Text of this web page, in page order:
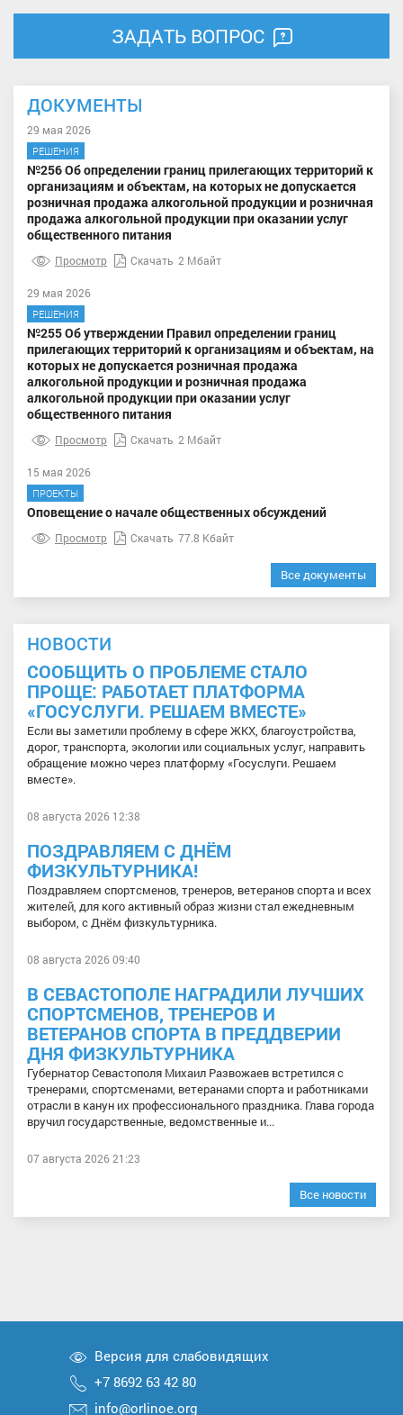
ЗАДАТЬ ВОПРОС
ДОКУМЕНТЫ
29 мая 2026
РЕШЕНИЯ
№256 Об определении границ прилегающих территорий к
организациям и объектам, на которых не допускается
розничная продажа алкогольной продукции и розничная
продажа алкогольной продукции при оказании услуг
общественного питания
Просмотр Скачать 2 Мбайт
29 мая 2026
РЕШЕНИЯ
№255 Об утверждении Правил определении границ
прилегающих территорий к организациям и объектам, на
которых не допускается розничная продажа
алкогольной продукции и розничная продажа
алкогольной продукции при оказании услуг
общественного питания
Просмотр Скачать 2 Мбайт
15 мая 2026
ПРОЕКТЫ
Оповещение о начале общественных обсуждений
Просмотр Скачать 77.8 Кбайт
Все документы
НОВОСТИ
СООБЩИТЬ О ПРОБЛЕМЕ СТАЛО
ПРОЩЕ: РАБОТАЕТ ПЛАТФОРМА
«ГОСУСЛУГИ. РЕШАЕМ ВМЕСТЕ»
Если вы заметили проблему в сфере ЖКХ, благоустройства,
дорог, транспорта, экологии или социальных услуг, направить
обращение можно через платформу «Госуслуги. Решаем
вместе».
08 августа 2026 12:38
ПОЗДРАВЛЯЕМ С ДНЁМ
ФИЗКУЛЬТУРНИКА!
Поздравляем спортсменов, тренеров, ветеранов спорта и всех
жителей, для кого активный образ жизни стал ежедневным
выбором, с Днём физкультурника.
08 августа 2026 09:40
В СЕВАСТОПОЛЕ НАГРАДИЛИ ЛУЧШИХ
СПОРТСМЕНОВ, ТРЕНЕРОВ И
ВЕТЕРАНОВ СПОРТА В ПРЕДДВЕРИИ
ДНЯ ФИЗКУЛЬТУРНИКА
Губернатор Севастополя Михаил Развожаев встретился с
тренерами, спортсменами, ветеранами спорта и работниками
отрасли в канун их профессионального праздника. Глава города
вручил государственные, ведомственные и...
07 августа 2026 21:23
Все новости
Версия для слабовидящих
+7 8692 63 42 80
info@orlinoe.org